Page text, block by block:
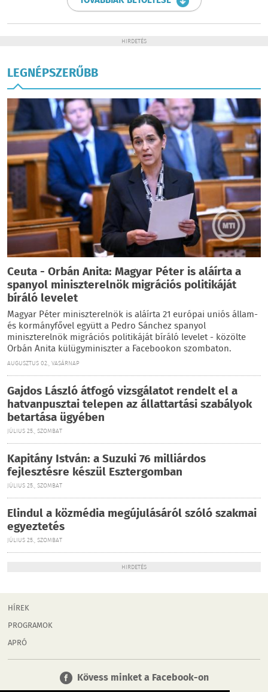
HIRDETÉS
LEGNÉPSZERŰBB
Ceuta - Orbán Anita: Magyar Péter is aláírta a
spanyol miniszterelnök migrációs politikáját
bíráló levelet
Magyar Péter miniszterelnök is aláírta 21 európai uniós állam-
és kormányfővel együtt a Pedro Sánchez spanyol
miniszterelnök migrációs politikáját bíráló levelet - közölte
Orbán Anita külügyminiszter a Facebookon szombaton.
AUGUSZTUS 02., VASÁRNAP
Gajdos László átfogó vizsgálatot rendelt el a
hatvanpusztai telepen az állattartási szabályok
betartása ügyében
JÚLIUS 25., SZOMBAT
Kapitány István: a Suzuki 76 milliárdos
fejlesztésre készül Esztergomban
JÚLIUS 25., SZOMBAT
Elindul a közmédia megújulásáról szóló szakmai
egyeztetés
JÚLIUS 25., SZOMBAT
HIRDETÉS
HÍREK
PROGRAMOK
APRÓ
Kövess minket a Facebook-on